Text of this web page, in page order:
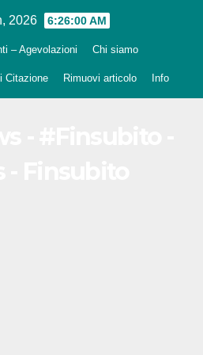
2026 6:26:02 AM
– Agevolazioni Chi siamo
Citazione Rimuovi articolo Info